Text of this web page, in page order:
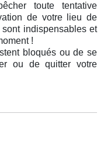
toute tentative
de votre lieu de
indispensables et
!
bloqués ou de se
ou de quitter votre